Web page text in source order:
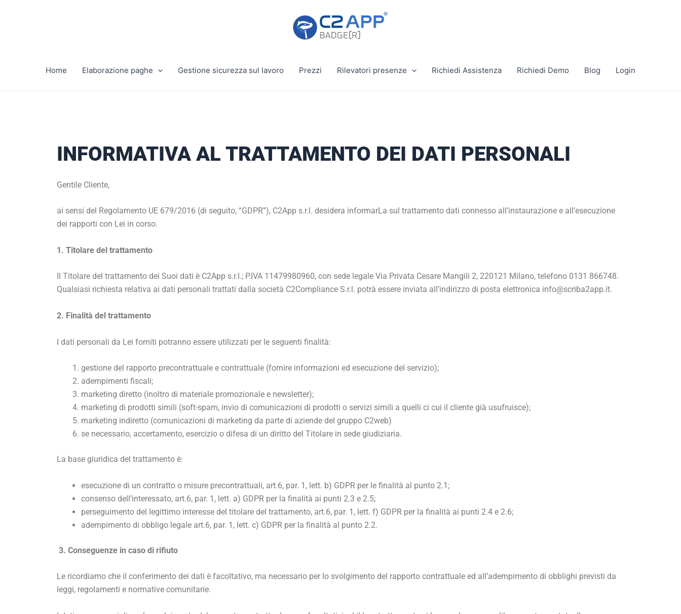
Home Elaborazione paghe Gestione sicurezza sul lavoro Prezzi Rilevatori presenze Richiedi Assistenza Richiedi Demo Blog Login
INFORMATIVA AL TRATTAMENTO DEI DATI PERSONALI
Gentile Cliente,
ai sensi del Regolamento UE 679/2016 (di seguito, “GDPR”), C2App s.r.l. desidera informarLa sul trattamento dati connesso all’instaurazione e all’esecuzione
dei rapporti con Lei in corso.
1. Titolare del trattamento
Il Titolare del trattamento dei Suoi dati è C2App s.r.l.; P.IVA 11479980960, con sede legale Via Privata Cesare Mangili 2, 220121 Milano, telefono 0131 866748.
Qualsiasi richiesta relativa ai dati personali trattati dalla società C2Compliance S.r.l. potrà essere inviata all’indirizzo di posta elettronica info@scriba2app.it.
2. Finalità del trattamento
I dati personali da Lei forniti potranno essere utilizzati per le seguenti finalità:
gestione del rapporto precontrattuale e contrattuale (fornire informazioni ed esecuzione del servizio);
adempimenti fiscali;
marketing diretto (inoltro di materiale promozionale e newsletter);
marketing di prodotti simili (soft-spam, invio di comunicazioni di prodotti o servizi simili a quelli ci cui il cliente già usufruisce);
marketing indiretto (comunicazioni di marketing da parte di aziende del gruppo C2web)
se necessario, accertamento, esercizio o difesa di un diritto del Titolare in sede giudiziaria.
La base giuridica del trattamento è:
esecuzione di un contratto o misure precontrattuali, art.6, par. 1, lett. b) GDPR per le finalità al punto 2.1;
consenso dell’interessato, art.6, par. 1, lett. a) GDPR per la finalità ai punti 2.3 e 2.5;
perseguimento del legittimo interesse del titolare del trattamento, art.6, par. 1, lett. f) GDPR per la finalità ai punti 2.4 e 2.6;
adempimento di obbligo legale art.6, par. 1, lett. c) GDPR per la finalità al punto 2.2.
3. Conseguenze in caso di rifiuto
Le ricordiamo che il conferimento dei dati è facoltativo, ma necessario per lo svolgimento del rapporto contrattuale ed all’adempimento di obblighi previsti da
leggi, regolamenti e normative comunitarie.